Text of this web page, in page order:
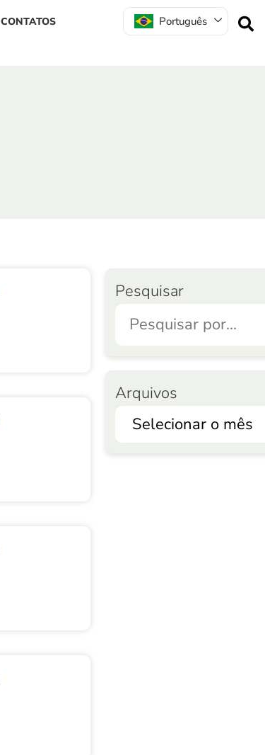
CONTATOS Português
Pesquisar
Arquivos